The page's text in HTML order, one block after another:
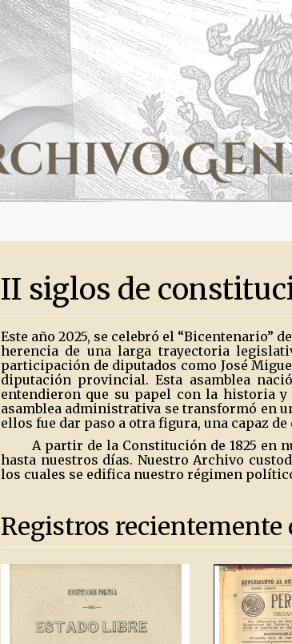
II siglos de
Este año 2025, se celebró el “Bicentenario”
herencia de una larga trayectoria
participación de diputados como José
diputación provincial. Esta asamblea
entendieron que su papel con la historia
asamblea administrativa se transformó en
ellos fue dar paso a otra figura, una capaz
A partir de la Constitución de 1825 en
hasta nuestros días. Nuestro Archivo
los cuales se edifica nuestro régimen
Registros